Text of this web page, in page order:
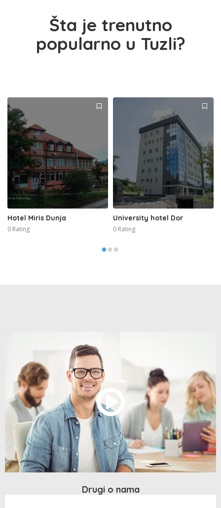
Šta je trenutno
popularno u Tuzli?
Hotel Miris Dunja
0 Rating
University hotel Dor
0 Rating
Drugi o nama